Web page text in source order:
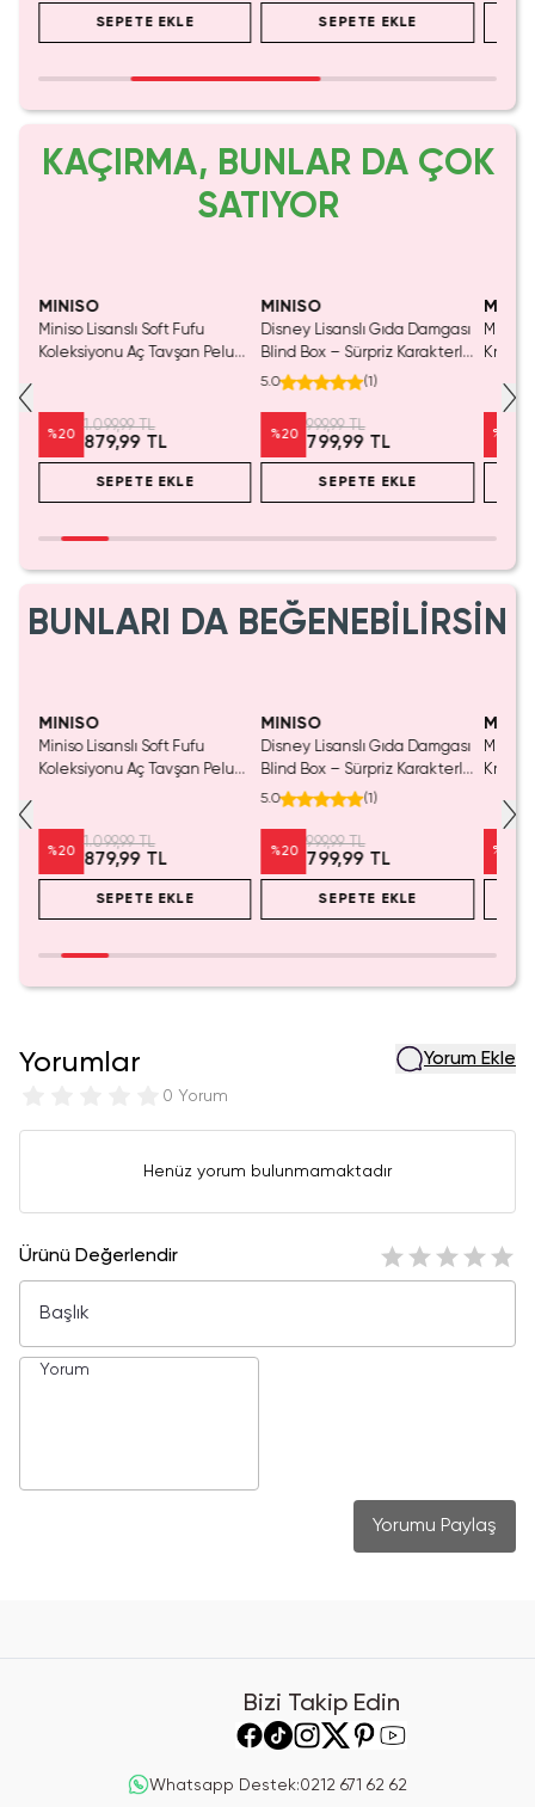
SEPETE EKLE SEPETE EKLE
KAÇIRMA, BUNLAR DA ÇOK
SATIYOR
MINISO
Miniso Lisanslı Soft Fufu
Koleksiyonu Aç Tavşan Peluş
%20
1.099,99 TL
879,99 TL
SEPETE EKLE
MINISO
Disney Lisanslı Gıda Damgası
Blind Box – Sürpriz Karakterli
Eğlenceli Sunum
5.0 (1)
%20
999,99 TL
799,99 TL
SEPETE EKLE
Miniso
Kristal
%
BUNLARI DA BEĞENEBİLİRSİN
MINISO
Miniso Lisanslı Soft Fufu
Koleksiyonu Aç Tavşan Peluş
%20
1.099,99 TL
879,99 TL
SEPETE EKLE
MINISO
Disney Lisanslı Gıda Damgası
Blind Box – Sürpriz Karakterli
Eğlenceli Sunum
5.0 (1)
%20
999,99 TL
799,99 TL
SEPETE EKLE
Miniso
Kristal
%
Yorumlar
0 Yorum
Yorum Ekle
Henüz yorum bulunmamaktadır
Ürünü Değerlendir
Yorumu Paylaş
Bizi Takip Edin
Whatsapp Destek:0212 671 62 62